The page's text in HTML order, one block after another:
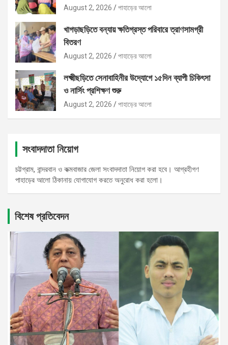
August 2, 2026 পাহাড়ের আলো
খাগড়াছড়িতে বন্যায় ক্ষতিগ্রস্ত পরিবারে ত্রাণসামগ্রী
বিতরণ
August 2, 2026 পাহাড়ের আলো
লক্ষ্মীছড়িতে সেনাবাহিনীর উদ্যোগে ১৫দিন ব্যাপী চিকিৎসা
ও নার্সিং প্রশিক্ষণ শুরু
August 2, 2026 পাহাড়ের আলো
সংবাদদাতা নিয়োগ
চট্টগ্রাম, বান্দরবান ও কক্মবাজার জেলা সংবাদদাতা নিয়োগ করা হবে। আগ্রহীগণ
পাহাড়ের আলো ঠিকানায় যোগাযোগ করতে অনুরোধ করা হলো।
বিশেষ প্রতিবেদন